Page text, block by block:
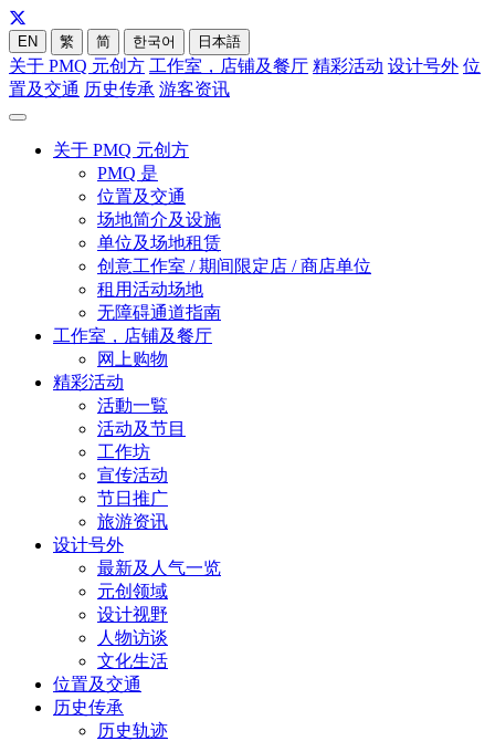
EN 繁 简 한국어 日本語
关于 PMQ 元创方 工作室，店铺及餐厅 精彩活动 设计号外 位
置及交通 历史传承 游客资讯
关于 PMQ 元创方
PMQ 是
位置及交通
场地简介及设施
单位及场地租赁
创意工作室 / 期间限定店 / 商店单位
租用活动场地
无障碍通道指南
工作室，店铺及餐厅
网上购物
精彩活动
活動一覧
活动及节目
工作坊
宣传活动
节日推广
旅游资讯
设计号外
最新及人气一览
元创领域
设计视野
人物访谈
文化生活
位置及交通
历史传承
历史轨迹